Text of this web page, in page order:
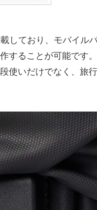
しており、モバイル
することが可能です
使いだけでなく、旅